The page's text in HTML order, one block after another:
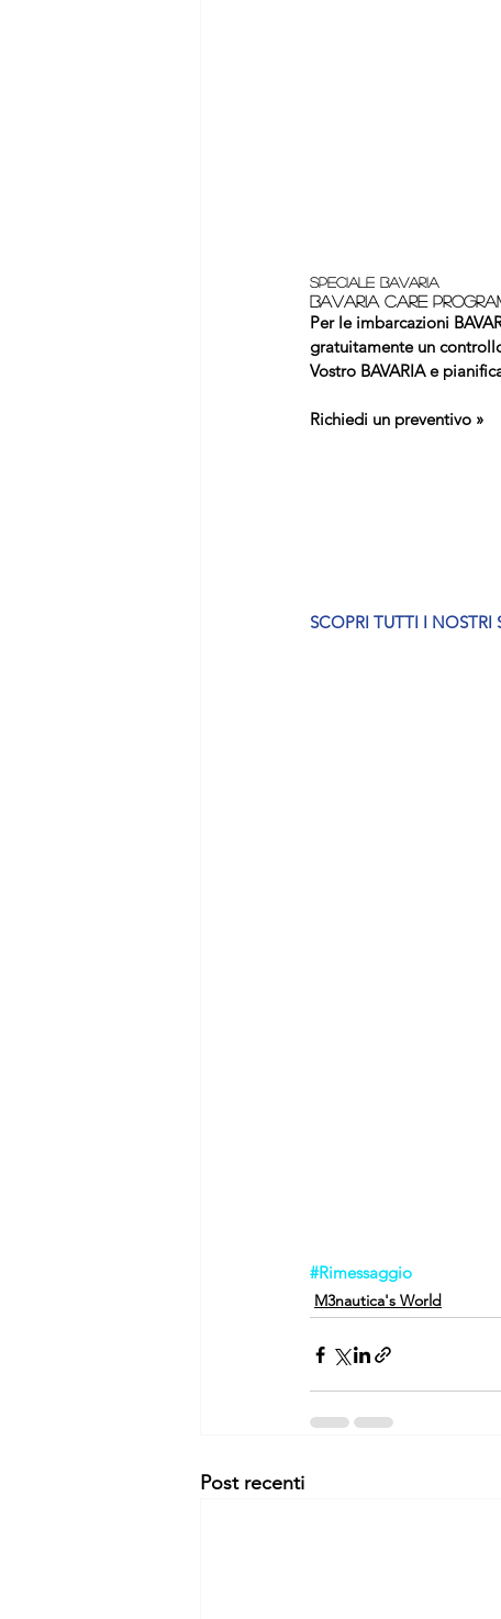
speciale BAVARIA
BAVARIA CARE
Per le imbarcazioni
gratuitamente un
Vostro BAVARIA e
Richiedi un preventivo »
SCOPRI TUTTI I NOSTRI
#Rimessaggio
M3nautica's World
Post recenti